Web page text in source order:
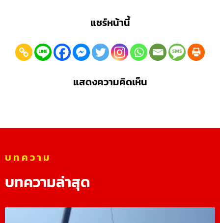
แชร์หน้านี้
แสดงความคิดเห็น
บทความ
บทความล่าสุด